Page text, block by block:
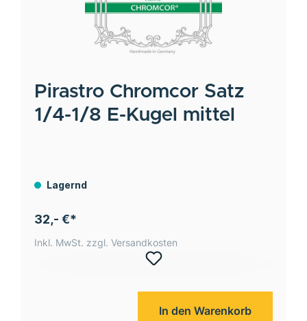
Pirastro Chromcor Satz
1/4-1/8 E-Kugel mittel
Lagernd
32,- €*
Inkl. MwSt. zzgl. Versandkosten
In den Warenkorb